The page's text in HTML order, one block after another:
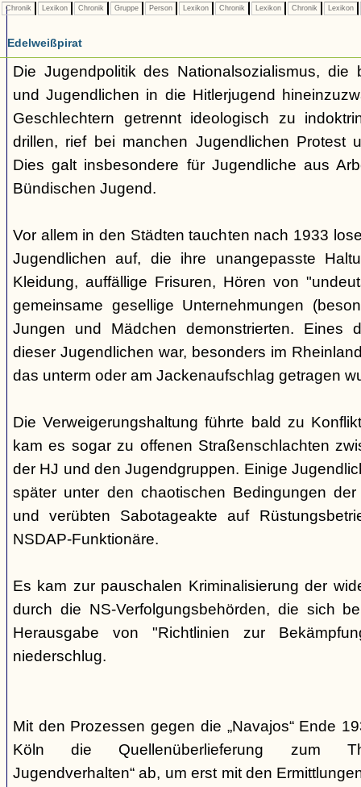
Chronik Lexikon Chronik Gruppe Person Lexikon Chronik Lexikon Chronik Lexikon
Edelweißpirat
Die Jugendpolitik des Nationalsozialismus, die
und Jugendlichen in die Hitlerjugend
Geschlechtern getrennt ideologisch zu
drillen, rief bei manchen Jugendlichen Protest
Dies galt insbesondere für Jugendliche aus
Bündischen Jugend.
Vor allem in den Städten tauchten nach 1933
Jugendlichen auf, die ihre unangepasste
Kleidung, auffällige Frisuren, Hören von
gemeinsame gesellige Unternehmungen
Jungen und Mädchen demonstrierten. Eines
dieser Jugendlichen war, besonders im
das unterm oder am Jackenaufschlag getragen
Die Verweigerungshaltung führte bald zu
kam es sogar zu offenen Straßenschlachten
der HJ und den Jugendgruppen. Einige
später unter den chaotischen Bedingungen
und verübten Sabotageakte auf
NSDAP-Funktionäre.
Es kam zur pauschalen Kriminalisierung der
durch die NS-Verfolgungsbehörden, die sich
Herausgabe von "Richtlinien zur
niederschlug.
Mit den Prozessen gegen die „Navajos“ Ende
Köln die Quellenüberlieferung zum
Jugendverhalten“ ab, um erst mit den